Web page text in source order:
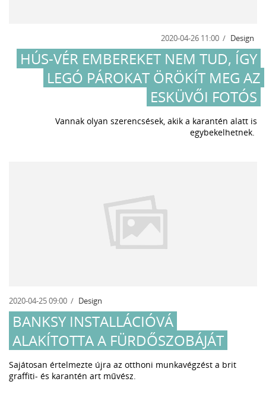
2020-04-26 11:00 Design
HÚS-VÉR EMBEREKET NEM TUD, ÍGY
LEGÓ PÁROKAT ÖRÖKÍT MEG AZ
ESKÜVŐI FOTÓS
Vannak olyan szerencsések, akik a karantén alatt is
egybekelhetnek.
2020-04-25 09:00 Design
BANKSY INSTALLÁCIÓVÁ
ALAKÍTOTTA A FÜRDŐSZOBÁJÁT
Sajátosan értelmezte újra az otthoni munkavégzést a brit
graffiti- és karantén art művész.